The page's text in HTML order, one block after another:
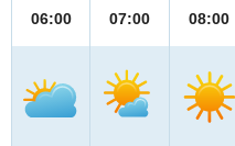
06:00 07:00 08:00